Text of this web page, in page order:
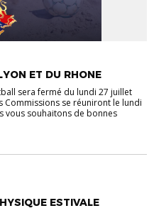
ET DU RHONE
sera fermé du lundi 27 juillet
Commissions se réuniront le lundi
vous souhaitons de bonnes
ESTIVALE